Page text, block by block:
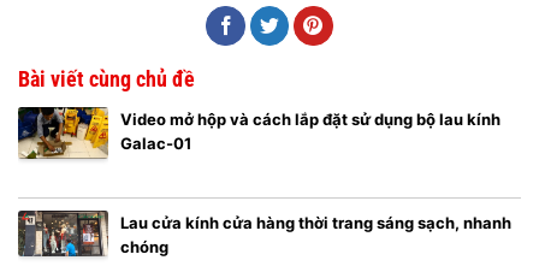
Bài viết cùng chủ đề
Video mở hộp và cách lắp đặt sử dụng bộ lau kính
Galac-01
Lau cửa kính cửa hàng thời trang sáng sạch, nhanh
chóng